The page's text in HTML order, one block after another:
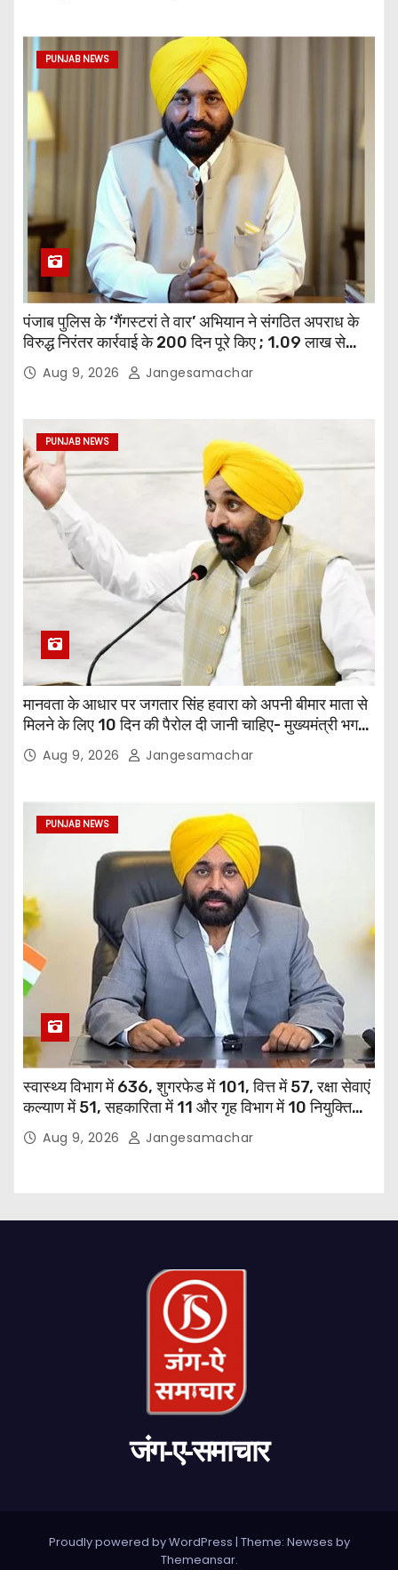
PUNJAB NEWS
पंजाब पुलिस के ‘गैंगस्टरां ते वार’ अभियान ने संगठित अपराध के
विरुद्ध निरंतर कार्रवाई के 200 दिन पूरे किए ; 1.09 लाख से
अधिक छापेमारियाँ कीं, 1,532 घोषित अपराधी गिरफ़्तार किए
Aug 9, 2026 Jangesamachar
PUNJAB NEWS
मानवता के आधार पर जगतार सिंह हवारा को अपनी बीमार माता से
मिलने के लिए 10 दिन की पैरोल दी जानी चाहिए- मुख्यमंत्री भगवंत
सिंह मानAug 9, 2026 Jangesamachar
PUNJAB NEWS
स्वास्थ्य विभाग में 636, शुगरफेड में 101, वित्त में 57, रक्षा सेवाएं
कल्याण में 51, सहकारिता में 11 और गृह विभाग में 10 नियुक्तियां
हुईं: मुख्यमंत्री भगवंत सिंह मान
Aug 9, 2026 Jangesamachar
जंग-ए-समाचार
Proudly powered by WordPress | Theme: Newses by
Themeansar.